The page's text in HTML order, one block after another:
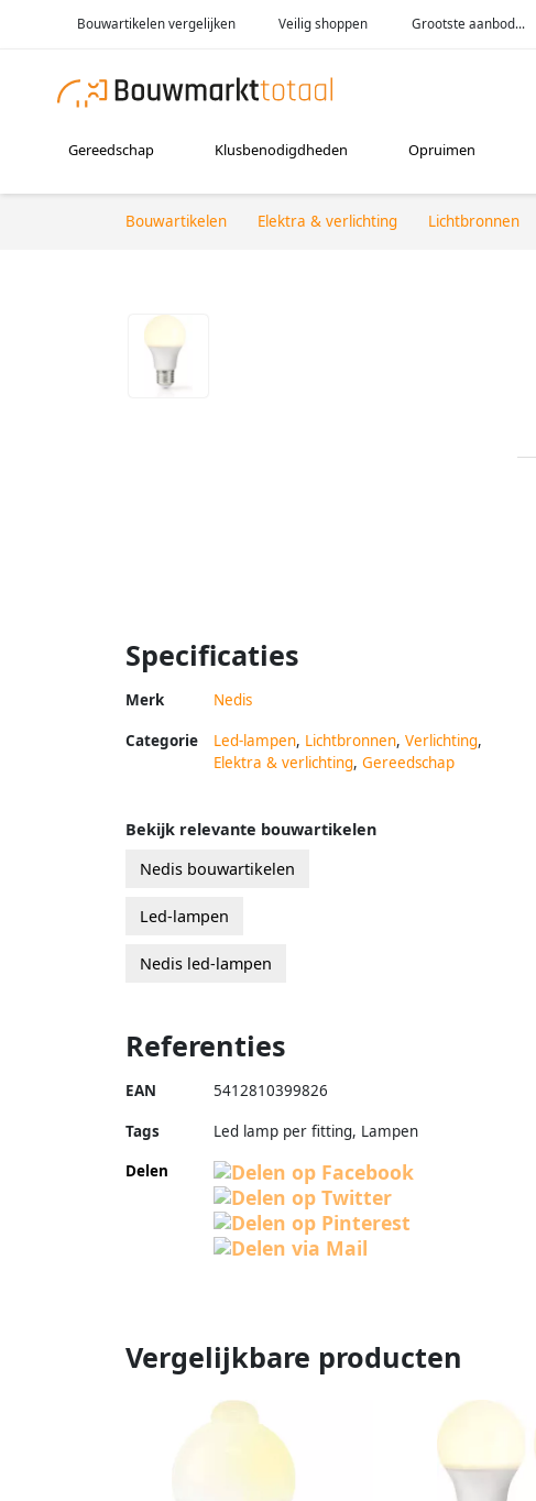
Bouwartikelen vergelijken Veilig shoppen Grootste aanbod...
Gereedschap Klusbenodigdheden Opruimen
Bouwartikelen Elektra & verlichting Lichtbronnen
Specificaties
Merk Nedis
Categorie Led-lampen, Lichtbronnen, Verlichting,
Elektra & verlichting, Gereedschap
Bekijk relevante bouwartikelen
Nedis bouwartikelen
Led-lampen
Nedis led-lampen
Referenties
EAN 5412810399826
Tags
Led lamp per fitting, Lampen
Delen
Vergelijkbare producten